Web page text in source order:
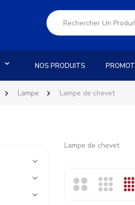
NOS PRODUITS
Lampe Lampe de chevet
Lampe de chevet